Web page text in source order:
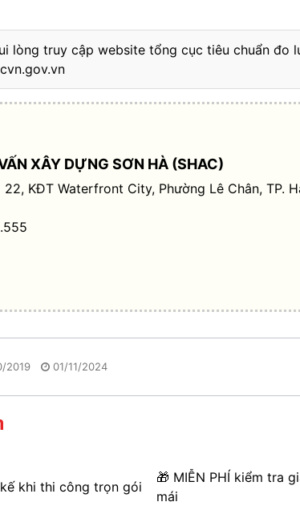
lòng truy cập website tổng cục tiêu chuẩn đo
XÂY DỰNG SƠN HÀ (SHAC)
KĐT Waterfront City, Phường Lê Chân, TP.
2019 01/11/2024
khi thi công trọn gói
🎁 MIỄN PHÍ kiểm tra
mái